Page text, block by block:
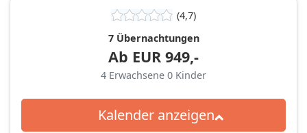
(4,7)
7 Übernachtungen
Ab EUR 949,-
4 Erwachsene 0 Kinder
Kalender anzeigen